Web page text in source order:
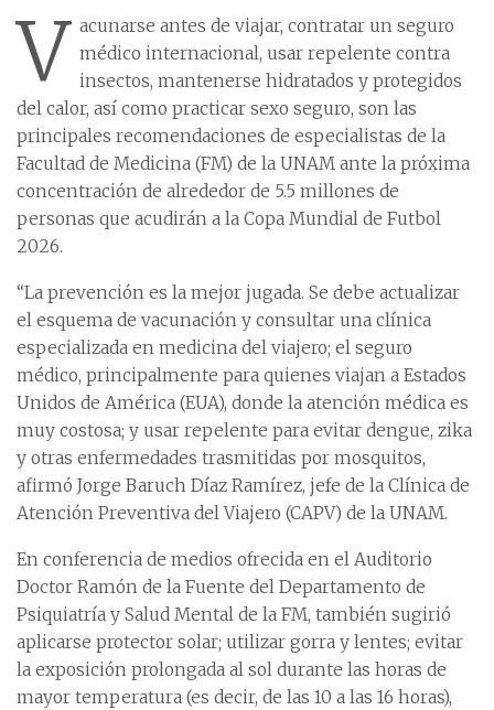
V acunarse antes de viajar, contratar un seguro
médico internacional, usar repelente contra
insectos, mantenerse hidratados y protegidos
del calor, así como practicar sexo seguro, son las
principales recomendaciones de especialistas de la
Facultad de Medicina (FM) de la UNAM ante la próxima
concentración de alrededor de 5.5 millones de
personas que acudirán a la Copa Mundial de Futbol
2026.
“La prevención es la mejor jugada. Se debe actualizar
el esquema de vacunación y consultar una clínica
especializada en medicina del viajero; el seguro
médico, principalmente para quienes viajan a Estados
Unidos de América (EUA), donde la atención médica es
muy costosa; y usar repelente para evitar dengue, zika
y otras enfermedades trasmitidas por mosquitos,
afirmó Jorge Baruch Díaz Ramírez, jefe de la Clínica de
Atención Preventiva del Viajero (CAPV) de la UNAM.
En conferencia de medios ofrecida en el Auditorio
Doctor Ramón de la Fuente del Departamento de
Psiquiatría y Salud Mental de la FM, también sugirió
aplicarse protector solar; utilizar gorra y lentes; evitar
la exposición prolongada al sol durante las horas de
mayor temperatura (es decir, de las 10 a las 16 horas),